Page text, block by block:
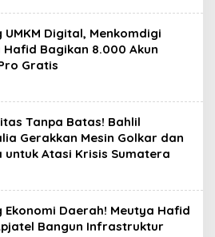
UMKM Digital, Menkomdigi
Hafid Bagikan 8.000 Akun
Gratis
Tanpa Batas! Bahlil
Gerakkan Mesin Golkar dan
untuk Atasi Krisis Sumatera
Ekonomi Daerah! Meutya Hafid
Bangun Infrastruktur